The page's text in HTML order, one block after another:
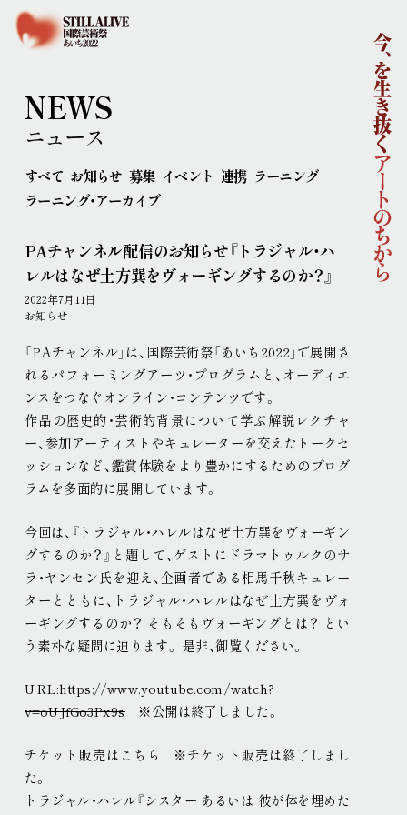
国際芸術祭「あいち2022」企画概要
企画体制
協賛
ニュース
イベント
アーティスト
ラーニング
連携事業
ポップ・アップ！
円頓寺連携
芸術大学連携
舞台芸術公募
連携企画
パートナーシップ
アクセス
連携ホテル
ご来場のみなさまへ
現代美術展
パフォーミングアーツ
取材申込み
NEWS
ニュース
すべて お知らせ 募集 イベント 連携 ラーニング
ラーニング・アーカイブ
PAチャンネル配信のお知らせ『トラジャル・ハ
レルはなぜ土方巽をヴォーギングするのか？』
2022年7月11日
お知らせ
「PAチャンネル」は、国際芸術祭「あいち2022」で展開さ
れるパフォーミングアーツ・プログラムと、オーディエ
ンスをつなぐオンライン・コンテンツです。
作品の歴史的・芸術的背景について学ぶ解説レクチャ
ー、参加アーティストやキュレーターを交えたトークセ
ッションなど、鑑賞体験をより豊かにするためのプログ
ラムを多面的に展開しています。
今回は、『トラジャル・ハレルはなぜ土方巽をヴォーギン
グするのか？ 』と題して、ゲストに ドラマトゥルク のサ
ラ・ヤンセン氏を迎え、企画者である相馬千秋キュレー
ターとともに、トラジャル・ハレルはなぜ土方巽をヴォ
ーギングするのか？ そもそもヴォーギングとは？ とい
う素朴な疑問に迫ります。 是非、御覧ください。
URL:https://www.youtube.com/watch?
v=oUJfGo3Px9s※公開は終了しました。
チケット販売はこちら ※チケット販売は終了しまし
た。
トラジャル・ハレル『シスター あるいは 彼が体を埋めた